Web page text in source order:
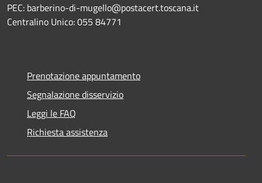
PEC: barberino-di-mugello@postacert.toscana.it
Centralino Unico: 055 84771
Prenotazione appuntamento
Segnalazione disservizio
Leggi le FAQ
Richiesta assistenza